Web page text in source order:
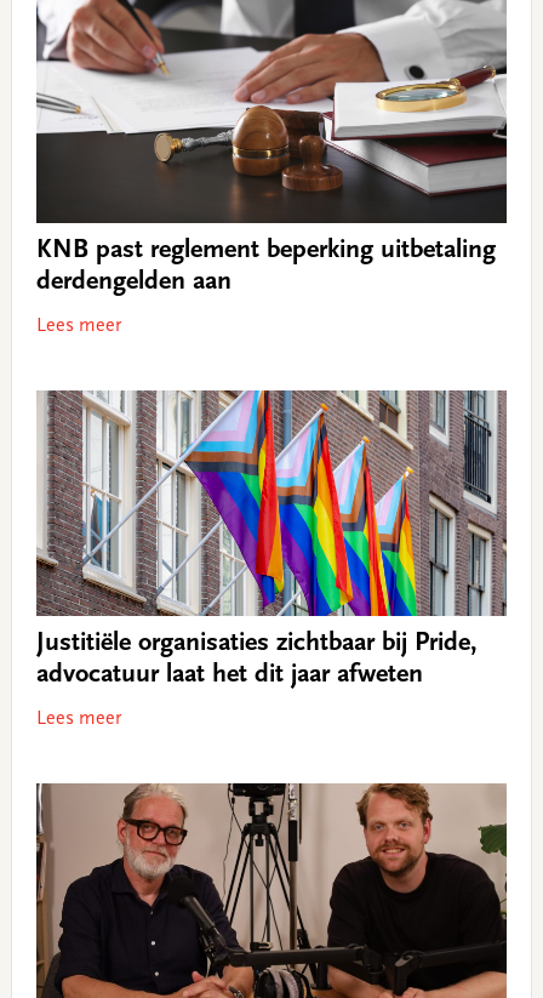
KNB past reglement beperking uitbetaling
derdengelden aan
Lees meer
Justitiële organisaties zichtbaar bij Pride,
advocatuur laat het dit jaar afweten
Lees meer